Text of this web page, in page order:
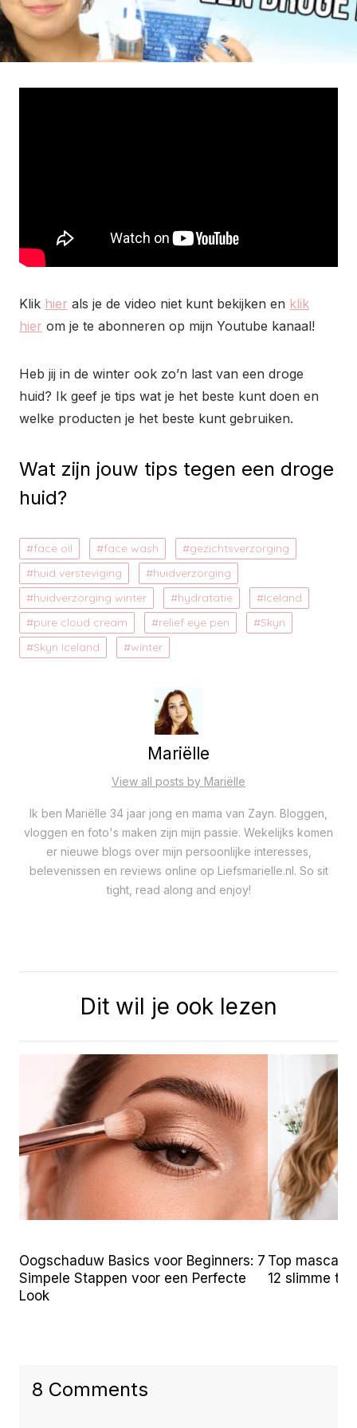
Klik hier als je de video niet kunt bekijken en klik
hier om je te abonneren op mijn Youtube kanaal!
Heb jij in de winter ook zo’n last van een droge
huid? Ik geef je tips wat je het beste kunt doen en
welke producten je het beste kunt gebruiken.
Wat zijn jouw tips tegen een droge
huid?
face oil face wash
gezichtsverzorging
huid versteviging
huidverzorging
huidverzorging winter
hydratatie
Iceland
pure cloud cream
relief eye pen
Skyn
Skyn Iceland
winter
Mariëlle
View all posts by Mariëlle
Ik ben Mariëlle 34 jaar jong en mama van Zayn. Bloggen,
vloggen en foto's maken zijn mijn passie. Wekelijks komen
er nieuwe blogs over mijn persoonlijke interesses,
belevenissen en reviews online op Liefsmarielle.nl. So sit
tight, read along and enjoy!
Dit wil je ook lezen
Oogschaduw Basics voor Beginners: 7
Simpele Stappen voor een Perfecte
Look
Top
12 slimme
8 Comments